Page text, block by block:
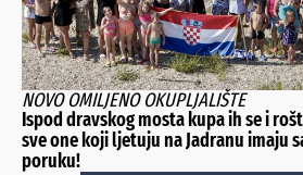
NOVO OMILJENO OKUPLJALIŠTE
Ispod dravskog mosta kupa ih se i
sve one koji ljetuju na Jadranu imaju
poruku!